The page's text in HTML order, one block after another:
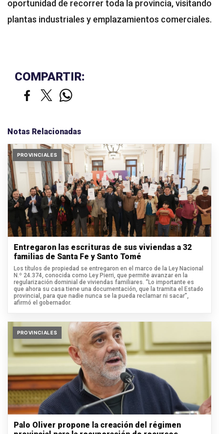
oportunidad de recorrer toda la provincia, visitando
plantas industriales y emplazamientos comerciales.
COMPARTIR:
Notas Relacionadas
PROVINCIALES
Entregaron las escrituras de sus viviendas a 32
familias de Santa Fe y Santo Tomé
Los títulos de propiedad se entregaron en el marco de la Ley Nacional
N.º 24.374, conocida como Ley Pierri, que permite avanzar en la
regularización dominial de viviendas familiares. “Lo importante es
que ahora su casa tiene una documentación, que la tramita el Estado
provincial, para que nadie nunca se la pueda reclamar ni sacar”,
afirmó el gobernador.
PROVINCIALES
Palo Oliver propone la creación del régimen